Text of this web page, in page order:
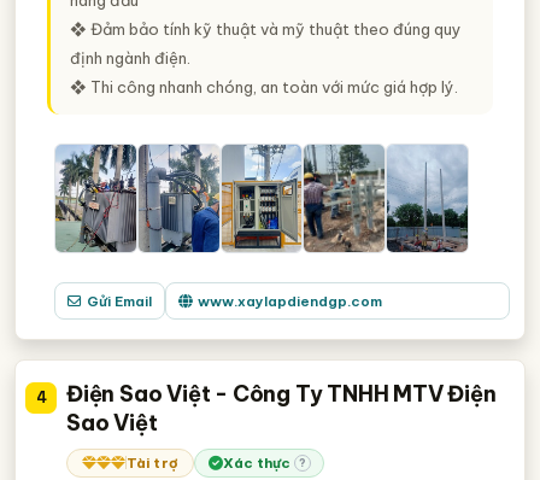
❖ Đảm bảo tính kỹ thuật và mỹ thuật theo đúng quy
định ngành điện.
❖ Thi công nhanh chóng, an toàn với mức giá hợp lý.
Gửi Email www.xaylapdiendgp.com
4
Điện Sao Việt - Công Ty TNHH MTV Điện
Sao Việt
Tài trợ Xác thực ?